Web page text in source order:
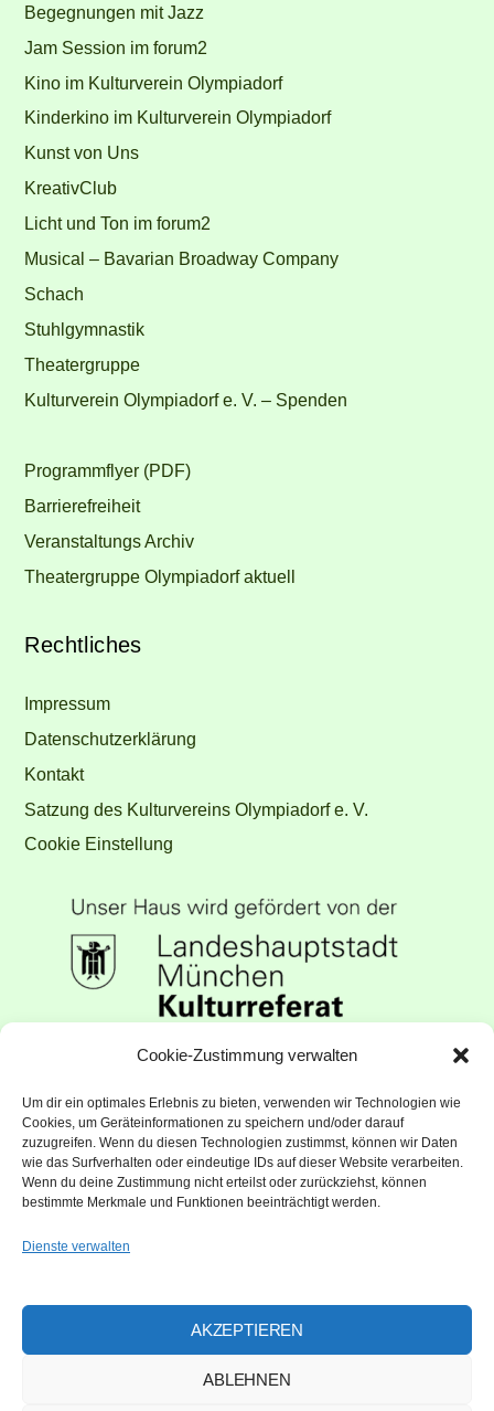
Cookie-Zustimmung verwalten
Um dir ein optimales Erlebnis zu bieten, verwenden wir Technologien wie
Cookies, um Geräteinformationen zu speichern und/oder darauf
zuzugreifen. Wenn du diesen Technologien zustimmst, können wir Daten
wie das Surfverhalten oder eindeutige IDs auf dieser Website verarbeiten.
Wenn du deine Zustimmung nicht erteilst oder zurückziehst, können
bestimmte Merkmale und Funktionen beeinträchtigt werden.
Dienste verwalten
AKZEPTIEREN
ABLEHNEN
Begegnungen mit Jazz
Jam Session im forum2
Kino im Kulturverein Olympiadorf
Kinderkino im Kulturverein Olympiadorf
Kunst von Uns
KreativClub
Licht und Ton im forum2
Musical – Bavarian Broadway Company
Schach
Stuhlgymnastik
Theatergruppe
Kulturverein Olympiadorf e. V. – Spenden
Programmflyer (PDF)
Barrierefreiheit
Veranstaltungs Archiv
Theatergruppe Olympiadorf aktuell
Rechtliches
Impressum
Datenschutzerklärung
Kontakt
Satzung des Kulturvereins Olympiadorf e. V.
Cookie Einstellung
Unser Haus wird gefördert vom
München
Gefördert von Bezirksauschuss 11,